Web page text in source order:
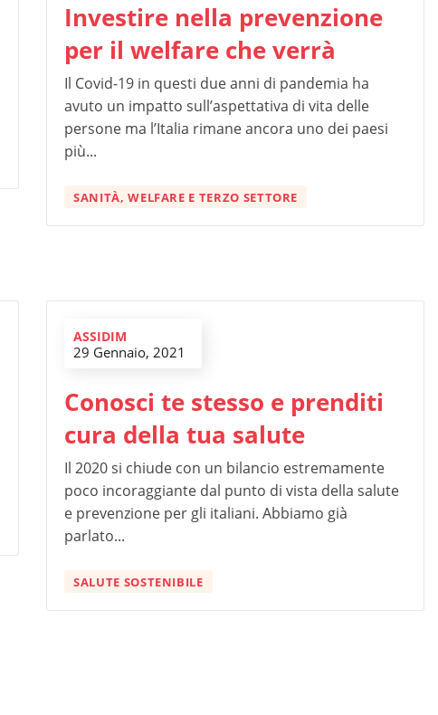
Investire nella prevenzione
per il welfare che verrà
Il Covid-19 in questi due anni di pandemia ha
avuto un impatto sull’aspettativa di vita delle
persone ma l’Italia rimane ancora uno dei paesi
più...
SANITÀ, WELFARE E TERZO SETTORE
ASSIDIM
29 Gennaio, 2021
Conosci te stesso e prenditi
cura della tua salute
Il 2020 si chiude con un bilancio estremamente
poco incoraggiante dal punto di vista della salute
e prevenzione per gli italiani. Abbiamo già
parlato...
SALUTE SOSTENIBILE